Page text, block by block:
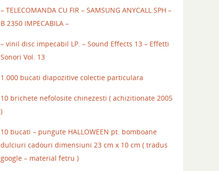
– TELECOMANDA CU FIR – SAMSUNG ANYCALL SPH –
B 2350 IMPECABILA –
– vinil disc impecabil LP. – Sound Effects 13 – Effetti
Sonori Vol. 13
1.000 bucati diapozitive colectie particulara
10 brichete nefolosite chinezesti ( achizitionate 2005
)
10 bucati – pungute HALLOWEEN pt. bomboane
dulciuri cadouri dimensiuni 23 cm x 10 cm ( tradus
google – material fetru )